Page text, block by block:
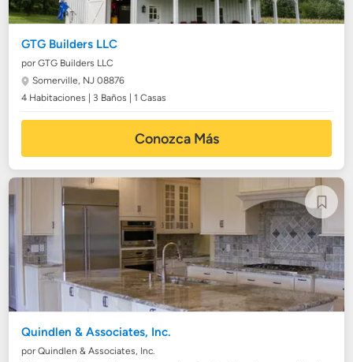
GTG Builders LLC
por GTG Builders LLC
Somerville, NJ 08876
4 Habitaciones | 3 Baños | 1 Casas
Conozca Más
Quindlen & Associates, Inc.
por Quindlen & Associates, Inc.